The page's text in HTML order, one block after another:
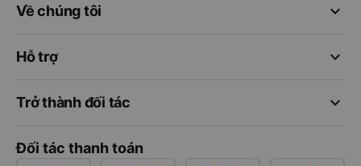
keyboard_arrow_down
Về chúng tôi
keyboard_arrow_down
Hỗ trợ
keyboard_arrow_down
Trở thành đối tác
Đối tác thanh toán